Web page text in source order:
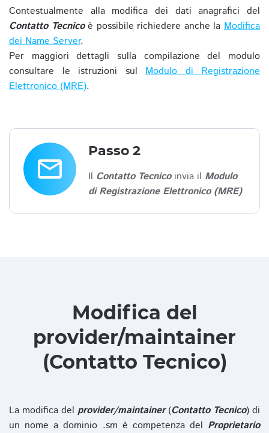
Contestualmente alla modifica dei dati anagrafici del
Contatto Tecnicoè possibile richiedere anche laModifica
dei Name Server.
Per maggiori dettagli sulla compilazione del modulo
consultare le istruzioni sul Modulo di Registrazione
Elettronico (MRE).
email
Passo 2
Il Contatto Tecnicoinvia il Modulo
di Registrazione Elettronico (MRE)
Modifica del
provider/maintainer
(Contatto Tecnico)
La modifica del provider/maintainer(Contatto Tecnico) di
un nome a dominio .sm è competenza del Proprietario